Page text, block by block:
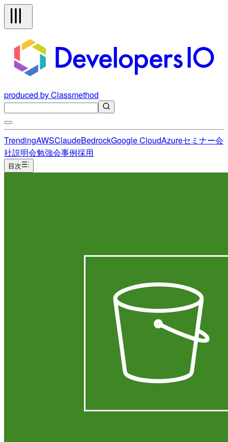
produced by Classmethod
TrendingAWSClaudeBedrockGoogle CloudAzureセミナー会
社説明会勉強会事例採用
目次